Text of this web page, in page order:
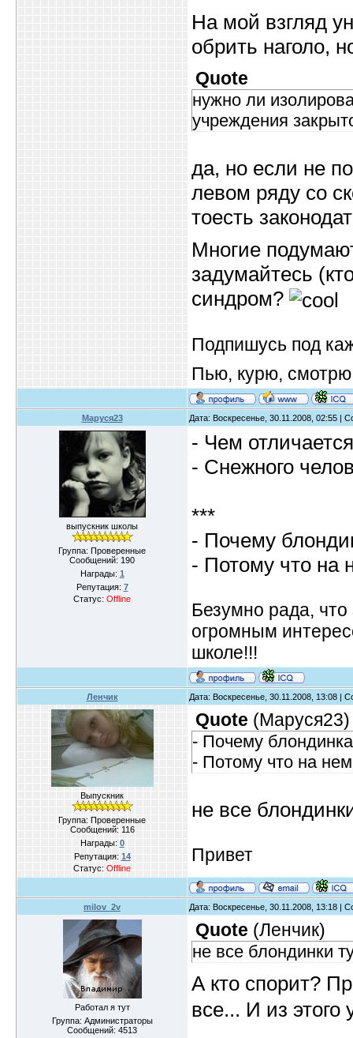
На мой взгляд
обрить наголо,
Quote
нужно ли
учреждения
да, но если не
левом ряду со
тоесть
Многие
задумайтесь
синдром?
Подпишусь под
Пью, курю, смотрю
Маруся23 Дата: Воскресенье, 30.11.2008, 02:55 |
выпускник школы
Группа: Проверенные
Сообщений: 190
Награды: 1
Репутация: 7
Статус: Offline
- Чем
- Снежного
***
- Почему
- Потому что на
Безумно рада, что
огромным
школе!!!
Ленчик Дата: Воскресенье, 30.11.2008, 13:08 |
Выпускник
Группа: Проверенные
Сообщений: 116
Награды: 0
Репутация: 14
Статус: Offline
Quote (Маруся23)
- Почему
- Потому что на
не все
Привет
milov_2v Дата: Воскресенье, 30.11.2008, 13:18 |
Работал я тут
Группа: Администраторы
Сообщений: 4513
Quote (Ленчик)
не все блондинки
А кто спорит?
все... И из